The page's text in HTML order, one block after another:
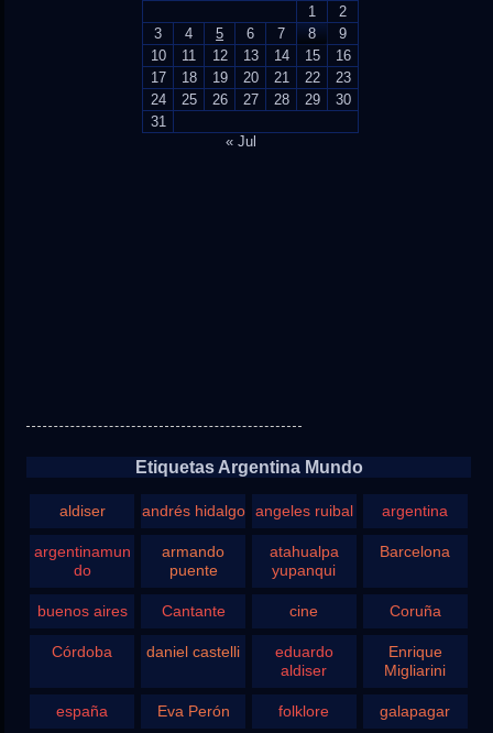
1
2
3
4 5 6 7 8
9
10
11 12 13 14 15
16
17
18 19 20 21 22
23
24
25 26 27 28 29
30
31
« Jul
Etiquetas Argentina Mundo
aldiser andrés hidalgo angeles ruibal argentina
argentinamun
do
armando
puente
atahualpa
yupanqui
Barcelona
buenos aires Cantante cine Coruña
Córdoba daniel castelli
eduardo
aldiser
Enrique
Migliarini
españa Eva Perón folklore galapagar